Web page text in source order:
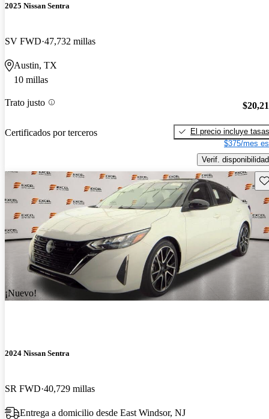
2025 Nissan Sentra
SV FWD 47,732 millas
Austin, TX
10 millas
Trato justo
Certificados por terceros
El precio incluye tasas
$375/mes
Verif. disponibilidad
¡Nuevo!
2024 Nissan Sentra
SR FWD 40,729 millas
Entrega a domicilio desde East Windsor, NJ